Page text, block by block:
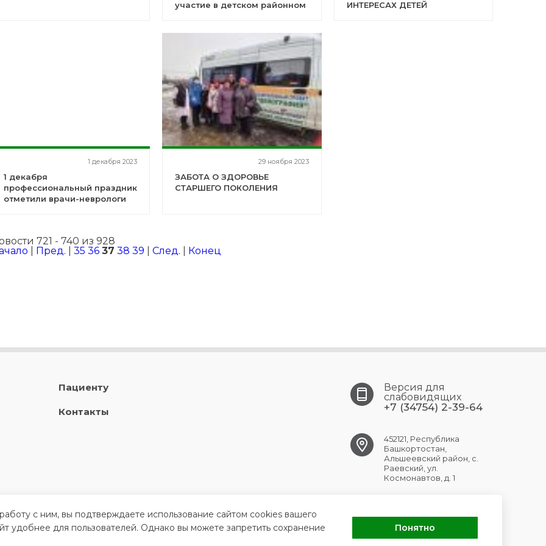
участие в детском районном
ИНТЕРЕСАХ ДЕТЕЙ
1 декабря 2023
1 декабря
профессиональный праздник
отметили врачи-неврологи
29 ноября 2023
ЗАБОТА О ЗДОРОВЬЕ
СТАРШЕГО ПОКОЛЕНИЯ
721 - 740 из 928
Пред. 35 36 37 38 39 След. Конец
Пациенту
Контакты
Версия для
слабовидящих
+7 (34754) 2-39-64
452121, Республика
Башкортостан,
Альшеевский район, с.
Раевский, ул.
Космонавтов, д. 1
с ним, вы подтверждаете использование сайтом cookies вашего
удобнее для пользователей. Однако вы можете запретить сохранение
Понятно